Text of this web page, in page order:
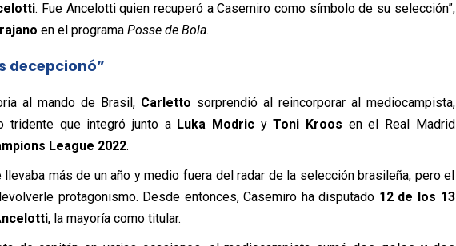
. Fue Ancelotti quien recuperó a Casemiro como símbolo de su selección”,
en el programa Posse de Bola.
decepcionó”
al mando de Brasil, Carletto sorprendió al reincorporar al mediocampista,
tridente que integró junto a Luka ModricyToni Kroos en el Real Madrid
League 2022.
llevaba más de un año y medio fuera del radar de la selección brasileña, pero el
protagonismo. Desde entonces, Casemiro ha disputado 12 de los 13
, la mayoría como titular.